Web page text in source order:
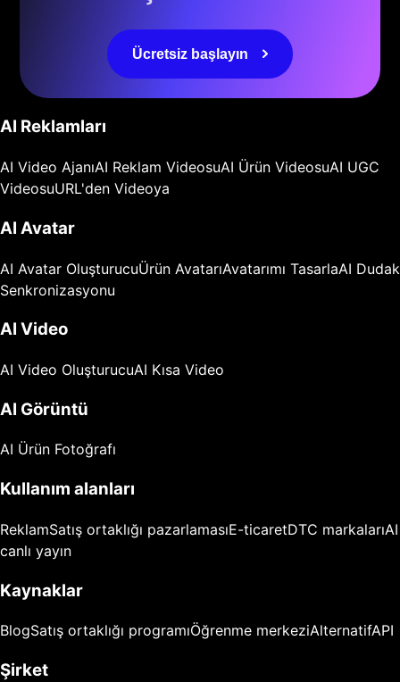
Ücretsiz başlayın
AI Reklamları
AI Video AjanıAI Reklam VideosuAI Ürün VideosuAI UGC
VideosuURL'den Videoya
AI Avatar
AI Avatar OluşturucuÜrün AvatarıAvatarımı TasarlaAI Dudak
Senkronizasyonu
AI Video
AI Video OluşturucuAI Kısa Video
AI Görüntü
AI Ürün Fotoğrafı
Kullanım alanları
ReklamSatış ortaklığı pazarlamasıE-ticaretDTC markalarıAI
canlı yayın
Kaynaklar
BlogSatış ortaklığı programıÖğrenme merkeziAlternatifAPI
Şirket